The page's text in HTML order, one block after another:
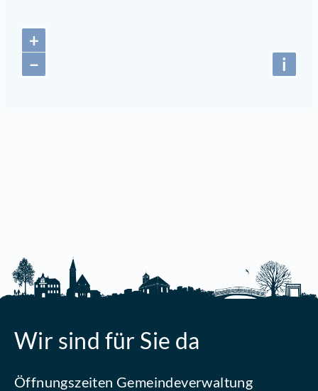
+
−
i
Wir sind für Sie da
Öffnungszeiten Gemeindeverwaltung